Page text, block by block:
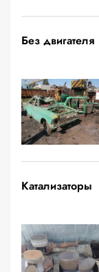
Без двигателя
Катализаторы